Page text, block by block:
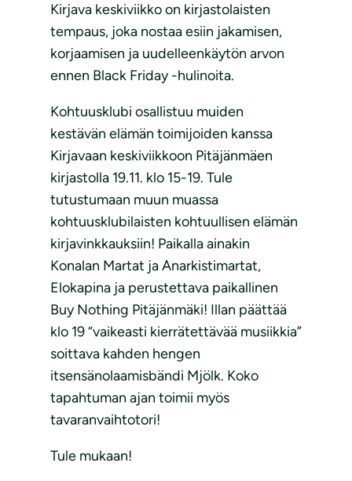
Kirjava keskiviikko on kirjastolaisten
tempaus, joka nostaa esiin jakamisen,
korjaamisen ja uudelleenkäytön arvon
ennen Black Friday -hulinoita.
Kohtuusklubi osallistuu muiden
kestävän elämän toimijoiden kanssa
Kirjavaan keskiviikkoon Pitäjänmäen
kirjastolla 19.11. klo 15-19. Tule
tutustumaan muun muassa
kohtuusklubilaisten kohtuullisen elämän
kirjavinkkauksiin! Paikalla ainakin
Konalan Martat ja Anarkistimartat,
Elokapina ja perustettava paikallinen
Buy Nothing Pitäjänmäki! Illan päättää
klo 19 “vaikeasti kierrätettävää musiikkia”
soittava kahden hengen
itsensänolaamisbändi Mjölk. Koko
tapahtuman ajan toimii myös
tavaranvaihtotori!
Tule mukaan!